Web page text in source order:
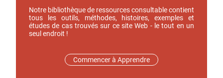
Notre bibliothèque de ressources consultable contient
tous les outils, méthodes, histoires, exemples et
études de cas trouvés sur ce site Web - le tout en un
seul endroit !
Commencer à Apprendre